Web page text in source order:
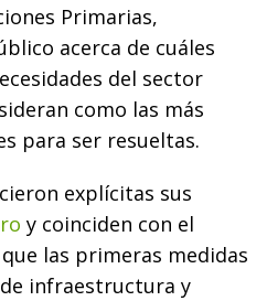
Primarias,
acerca de cuáles
del sector
como las más
para ser resueltas.
explícitas sus
y coinciden con el
las primeras medidas
infraestructura y